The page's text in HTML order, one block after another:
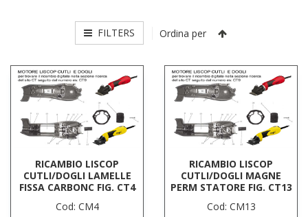
FILTERS Ordina per
RICAMBIO LISCOP
CUTLI/DOGLI LAMELLE
FISSA CARBONC FIG. CT4
Cod: CM4
RICAMBIO LISCOP
CUTLI/DOGLI MAGNE
PERM STATORE FIG. CT13
Cod: CM13